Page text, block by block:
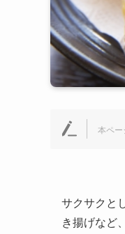
本ペー
サクサクと
き揚げなど